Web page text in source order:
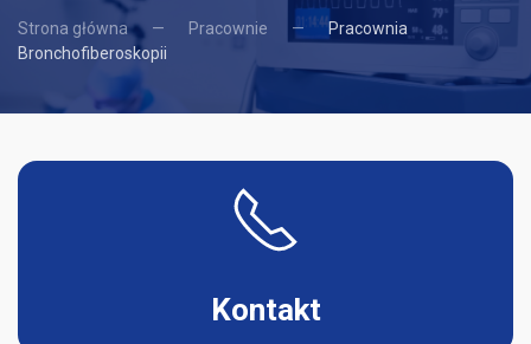
Strona główna Pracownie
Pracownia
Bronchofiberoskopii
Kontakt